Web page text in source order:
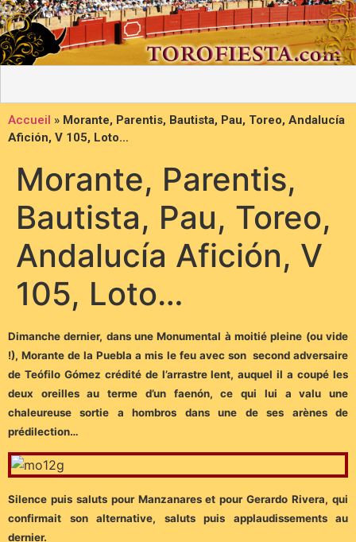
Accueil » Morante, Parentis, Bautista, Pau, Toreo, Andalucía
Afición, V 105, Loto…
Morante, Parentis,
Bautista, Pau, Toreo,
Andalucía Afición, V
105, Loto…
Dimanche dernier, dans une Monumental à moitié pleine (ou vide
!), Morante de la Puebla a mis le feu avec son second adversaire
de Teófilo Gómez crédité de l’arrastre lent, auquel il a coupé les
deux oreilles au terme d’un faenón, ce qui lui a valu une
chaleureuse sortie a hombros dans une de ses arènes de
prédilection…
Silence puis saluts pour Manzanares et pour Gerardo Rivera, qui
confirmait son alternative, saluts puis applaudissements au
dernier.